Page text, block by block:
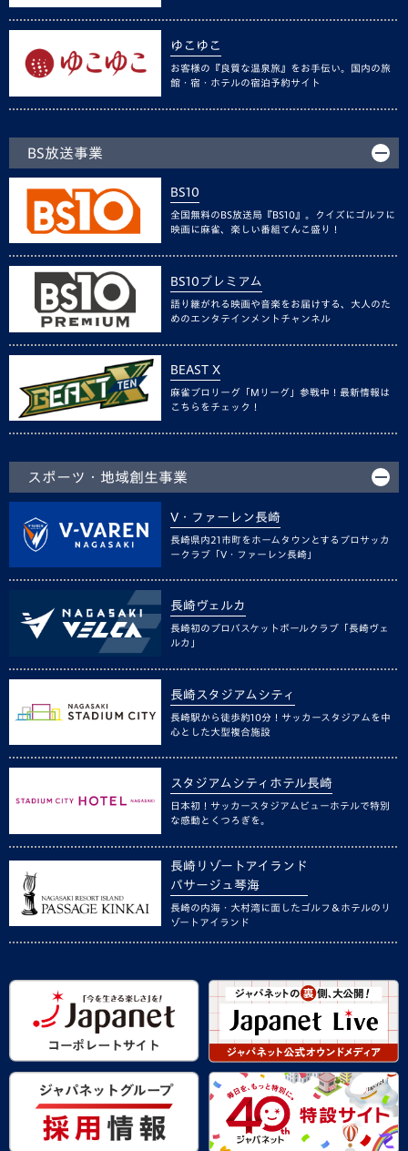
ゆこゆこ
お客様の『良質な温泉旅』をお手伝い。国内の旅
館・宿・ホテルの宿泊予約サイト
BS放送事業
BS10
全国無料のBS放送局『BS10』。クイズにゴルフに
映画に麻雀、楽しい番組てんこ盛り！
BS10プレミアム
語り継がれる映画や音楽をお届けする、大人のた
めのエンタテインメントチャンネル
BEAST X
麻雀プロリーグ「Mリーグ」参戦中！最新情報は
こちらをチェック！
スポーツ・地域創生事業
V・ファーレン長崎
長崎県内21市町をホームタウンとするプロサッカ
ークラブ「V・ファーレン長崎」
長崎ヴェルカ
長崎初のプロバスケットボールクラブ「長崎ヴェ
ルカ」
長崎スタジアムシティ
長崎駅から徒歩約10分！サッカースタジアムを中
心とした大型複合施設
スタジアムシティホテル長崎
日本初！サッカースタジアムビューホテルで特別
な感動とくつろぎを。
長崎リゾートアイランド
パサージュ琴海
長崎の内海・大村湾に面したゴルフ＆ホテルのリ
ゾートアイランド